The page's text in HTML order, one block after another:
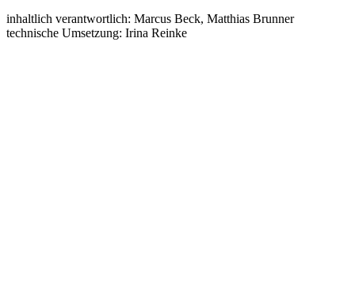
inhaltlich verantwortlich: Marcus Beck, Matthias Brunner
technische Umsetzung: Irina Reinke